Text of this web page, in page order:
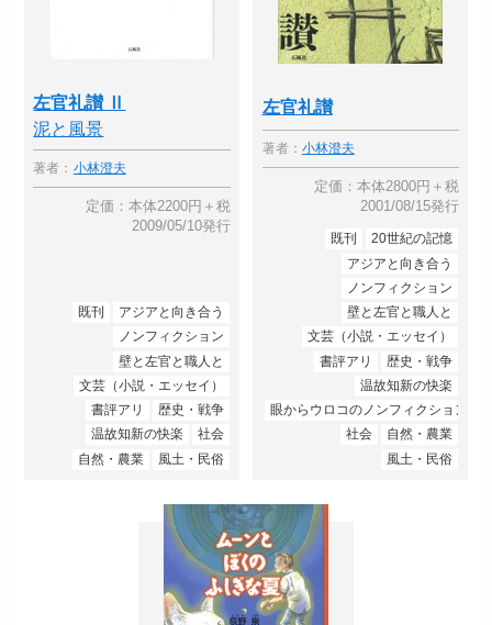
左官礼讃 Ⅱ
泥と風景
著者： 小林澄夫
定価：本体2200円＋税
2009/05/10発行
既刊
アジアと向き合う
ノンフィクション
壁と左官と職人と
文芸（小説・エッセイ）
書評アリ
歴史・戦争
温故知新の快楽
社会
自然・農業
風土・民俗
左官礼讃
著者： 小林澄夫
定価：本体2800円＋税
2001/08/15発行
既刊
20世紀の記憶
アジアと向き合う
ノンフィクション
壁と左官と職人と
文芸（小説・エッセイ）
書評アリ
歴史・戦争
温故知新の快楽
眼からウロコのノンフィクション
社会
自然・農業
風土・民俗